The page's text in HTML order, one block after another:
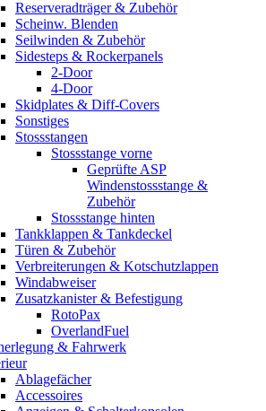
Reserveradträger & Zubehör
Scheinw. Blenden
Seilwinden & Zubehör
Sidesteps & Rockerpanels
2-Door
4-Door
Skidplates & Diff-Covers
Sonstiges
Stossstangen
Stossstange vorne
Geprüfte ASP
Windenstossstange &
Zubehör
Stossstange hinten
Tankklappen & Tankdeckel
Türen & Zubehör
Verbreiterungen & Kotschutzlappen
Windabweiser
Zusatzkanister & Befestigung
RotoPax
OverlandFuel
& Fahrwerk
Ablagefächer
Accessoires